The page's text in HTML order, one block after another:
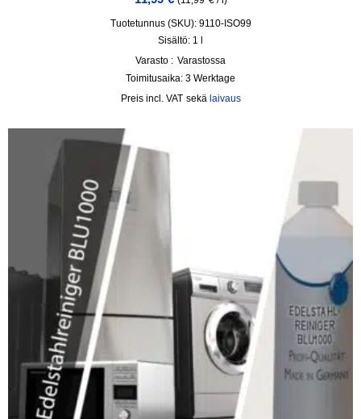
Tuotetunnus (SKU): 9110-ISO99
Sisältö: 1 l
Varasto : Varastossa
Toimitusaika: 3 Werktage
incl. VAT sekä laivaus